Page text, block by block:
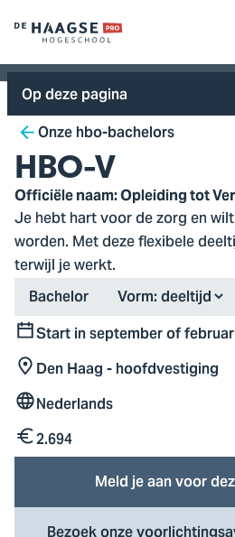
Logo
van
De
Haagse
Hogeschool,
ga
naar
de
homepagina
Op deze pagina
Breadcrumb
Onze hbo-bachelors
HBO-V
Officiële naam: Opleiding tot
Je hebt hart voor de zorg en
worden. Met deze flexibele
terwijl je werkt.
Type
Bachelor Vorm:
StartStart in september of
Locatie
Den Haag - hoofdvestiging
TaalNederlands
Kosten
2.694
Meld je aan voor
Bezoek onze